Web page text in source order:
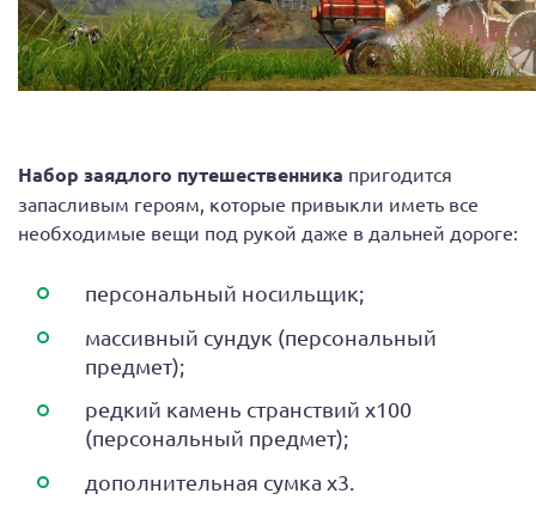
Набор заядлого путешественника пригодится
запасливым героям, которые привыкли иметь все
необходимые вещи под рукой даже в дальней дороге:
персональный носильщик;
массивный сундук (персональный
предмет);
редкий камень странствий х100
(персональный предмет);
дополнительная сумка х3.